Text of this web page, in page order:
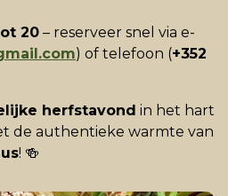
20 – reserveer snel via e-
) of telefoon (+352
herfstavond in het hart
de authentieke warmte van
! 🍻